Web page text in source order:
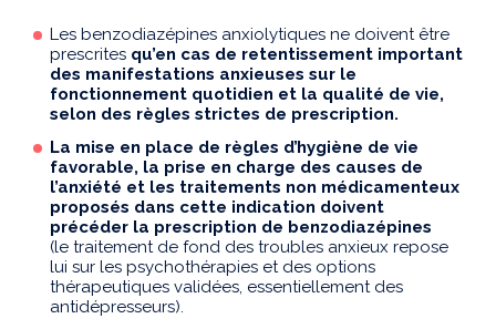
Les benzodiazépines anxiolytiques ne doivent être
prescrites qu’en cas de retentissement important
des manifestations anxieuses sur le
fonctionnement quotidien et la qualité de vie,
selon des règles strictes de prescription.
La mise en place de règles d’hygiène de vie
favorable, la prise en charge des causes de
l’anxiété et les traitements non médicamenteux
proposés dans cette indication doivent
précéder la prescription de benzodiazépines
(le traitement de fond des troubles anxieux repose
lui sur les psychothérapies et des options
thérapeutiques validées, essentiellement des
antidépresseurs).